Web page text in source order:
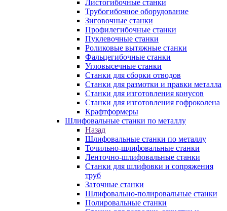
Листогибочные станки
Трубогибочное оборудование
Зиговочные станки
Профилегибочные станки
Пуклевочные станки
Роликовые вытяжные станки
Фальцегибочные станки
Угловысечные станки
Станки для сборки отводов
Станки для размотки и правки металла
Станки для изготовления конусов
Станки для изготовления гофроколена
Крафтформеры
Шлифовальные станки по металлу
Назад
Шлифовальные станки по металлу
Точильно-шлифовальные станки
Ленточно-шлифовальные станки
Станки для шлифовки и сопряжения
труб
Заточные станки
Шлифовально-полировальные станки
Полировальные станки